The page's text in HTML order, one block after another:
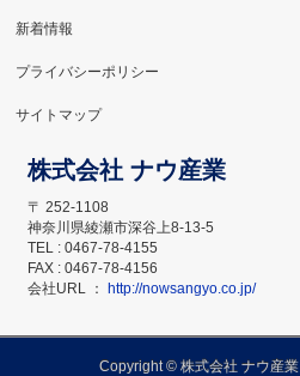
新着情報
プライバシーポリシー
サイトマップ
株式会社 ナウ産業
〒 252-1108
神奈川県綾瀬市深谷上8-13-5
TEL : 0467-78-4155
FAX : 0467-78-4156
会社URL ：
http://nowsangyo.co.jp/
Copyright ©株式会社 ナウ産業